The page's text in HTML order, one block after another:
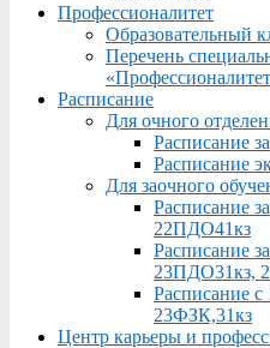
Профессионалитет
Образовательный
Перечень
Расписание
Для очного
Расписание
Расписание
Для заочного
Расписание
22ПДО41кз
Расписание
23ПДО31кз,
Расписание
23ФЗК,31кз
Центр карьеры и